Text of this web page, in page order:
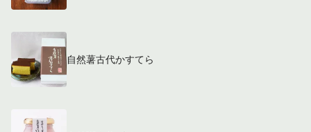
自然薯古代かすてら